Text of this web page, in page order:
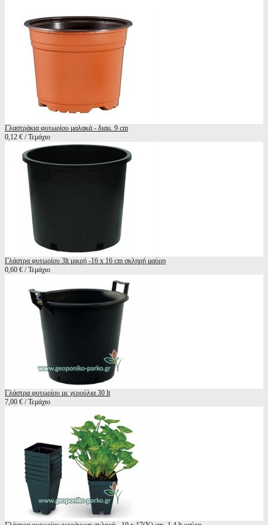
Γλαστράκια φυτωρίου μαλακά - διαμ. 9 cm
0,12 € / Τεμάχιο
Γλάστρα φυτωρίου 3lt μικρή -16 x 16 cm σκληρή μαύρη
0,60 € / Τεμάχιο
Γλάστρα φυτωρίου με χερούλια 30 lt
7,00 € / Τεμάχιο